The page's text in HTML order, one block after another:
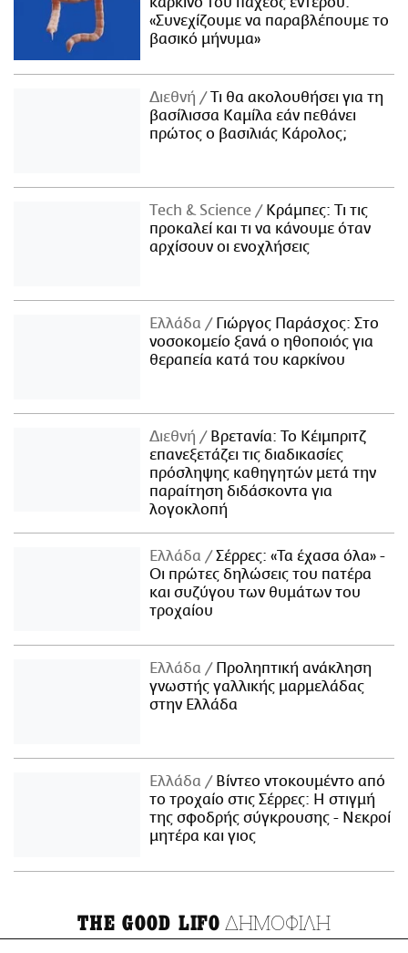
«Συνεχίζουμε να παραβλέπουμε το
βασικό μήνυμα»
Διεθνή
Τι θα ακολουθήσει για τη
βασίλισσα Καμίλα εάν πεθάνει
πρώτος ο βασιλιάς Κάρολος;
Τech & Science
Κράμπες: Τι τις
προκαλεί και τι να κάνουμε όταν
αρχίσουν οι ενοχλήσεις
Ελλάδα
Γιώργος Παράσχος: Στο
νοσοκομείο ξανά ο ηθοποιός για
θεραπεία κατά του καρκίνου
Διεθνή
Βρετανία: Το Κέιμπριτζ
επανεξετάζει τις διαδικασίες
πρόσληψης καθηγητών μετά την
παραίτηση διδάσκοντα για
λογοκλοπή
Ελλάδα
Σέρρες: «Τα έχασα όλα» -
Οι πρώτες δηλώσεις του πατέρα
και συζύγου των θυμάτων του
τροχαίου
Ελλάδα
Προληπτική ανάκληση
γνωστής γαλλικής μαρμελάδας
στην Ελλάδα
Ελλάδα
Βίντεο ντοκουμέντο από
το τροχαίο στις Σέρρες: Η στιγμή
της σφοδρής σύγκρουσης - Νεκροί
μητέρα και γιος
THE GOOD LIFO ΔΗΜΟΦΙΛΗ